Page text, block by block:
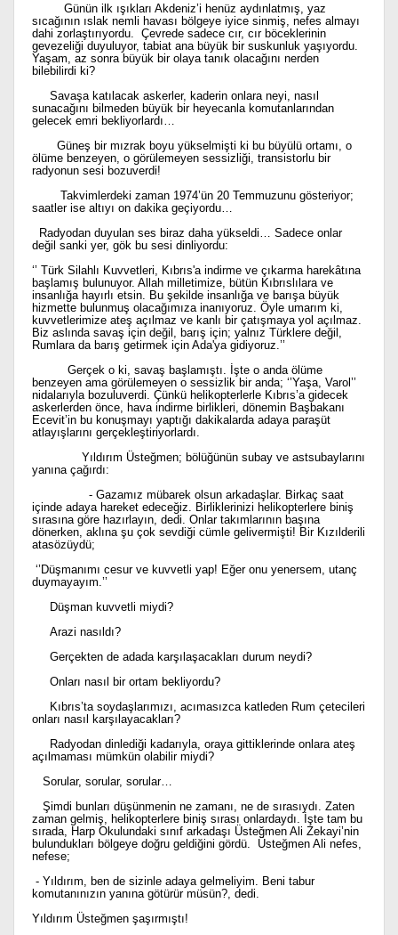
Günün ilk ışıkları Akdeniz’i henüz aydınlatmış, yaz
sıcağının ıslak nemli havası bölgeye iyice sinmiş, nefes almayı
dahi zorlaştırıyordu. Çevrede sadece cır, cır böceklerinin
gevezeliği duyuluyor, tabiat ana büyük bir suskunluk yaşıyordu.
Yaşam, az sonra büyük bir olaya tanık olacağını nerden
bilebilirdi ki?
Savaşa katılacak askerler, kaderin onlara neyi, nasıl
sunacağını bilmeden büyük bir heyecanla komutanlarından
gelecek emri bekliyorlardı…
Güneş bir mızrak boyu yükselmişti ki bu büyülü ortamı, o
ölüme benzeyen, o görülemeyen sessizliği, transistorlu bir
radyonun sesi bozuverdi!
Takvimlerdeki zaman 1974’ün 20 Temmuzunu gösteriyor;
saatler ise altıyı on dakika geçiyordu…
Radyodan duyulan ses biraz daha yükseldi… Sadece onlar
değil sanki yer, gök bu sesi dinliyordu:
‘’ Türk Silahlı Kuvvetleri, Kıbrıs'a indirme ve çıkarma harekâtına
başlamış bulunuyor. Allah milletimize, bütün Kıbrıslılara ve
insanlığa hayırlı etsin. Bu şekilde insanlığa ve barışa büyük
hizmette bulunmuş olacağımıza inanıyoruz. Öyle umarım ki,
kuvvetlerimize ateş açılmaz ve kanlı bir çatışmaya yol açılmaz.
Biz aslında savaş için değil, barış için; yalnız Türklere değil,
Rumlara da barış getirmek için Ada'ya gidiyoruz.’’
Gerçek o ki, savaş başlamıştı. İşte o anda ölüme
benzeyen ama görülemeyen o sessizlik bir anda; ‘’Yaşa, Varol’’
nidalarıyla bozuluverdi. Çünkü helikopterlerle Kıbrıs’a gidecek
askerlerden önce, hava indirme birlikleri, dönemin Başbakanı
Ecevit’in bu konuşmayı yaptığı dakikalarda adaya paraşüt
atlayışlarını gerçekleştiriyorlardı.
Yıldırım Üsteğmen; bölüğünün subay ve astsubaylarını
yanına çağırdı:
- Gazamız mübarek olsun arkadaşlar. Birkaç saat
içinde adaya hareket edeceğiz. Birliklerinizi helikopterlere biniş
sırasına göre hazırlayın, dedi. Onlar takımlarının başına
dönerken, aklına şu çok sevdiği cümle gelivermişti! Bir Kızılderili
atasözüydü;
‘’Düşmanımı cesur ve kuvvetli yap! Eğer onu yenersem, utanç
duymayayım.’’
Düşman kuvvetli miydi?
Arazi nasıldı?
Gerçekten de adada karşılaşacakları durum neydi?
Onları nasıl bir ortam bekliyordu?
Kıbrıs’ta soydaşlarımızı, acımasızca katleden Rum çetecileri
onları nasıl karşılayacakları?
Radyodan dinlediği kadarıyla, oraya gittiklerinde onlara ateş
açılmaması mümkün olabilir miydi?
Sorular, sorular, sorular…
Şimdi bunları düşünmenin ne zamanı, ne de sırasıydı. Zaten
zaman gelmiş, helikopterlere biniş sırası onlardaydı. İşte tam bu
sırada, Harp Okulundaki sınıf arkadaşı Üsteğmen Ali Zekayi’nin
bulundukları bölgeye doğru geldiğini gördü. Üsteğmen Ali nefes,
nefese;
- Yıldırım, ben de sizinle adaya gelmeliyim. Beni tabur
komutanınızın yanına götürür müsün?, dedi.
Yıldırım Üsteğmen şaşırmıştı!